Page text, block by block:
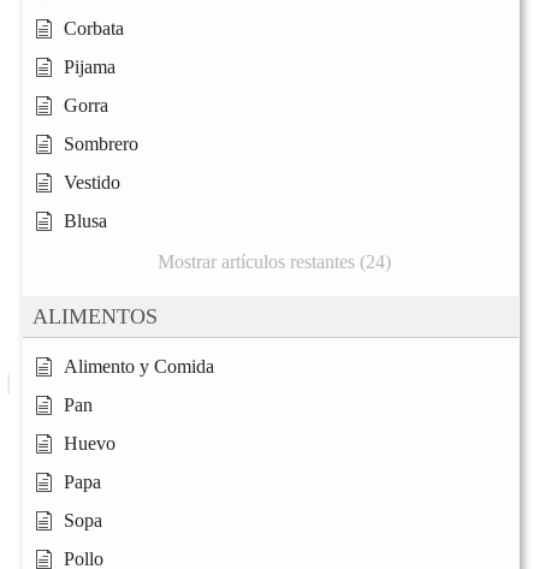
Corbata
Pijama
Gorra
Sombrero
Vestido
Blusa
Mostrar artículos restantes (24)
ALIMENTOS
Alimento y Comida
Pan
Huevo
Papa
Sopa
Pollo